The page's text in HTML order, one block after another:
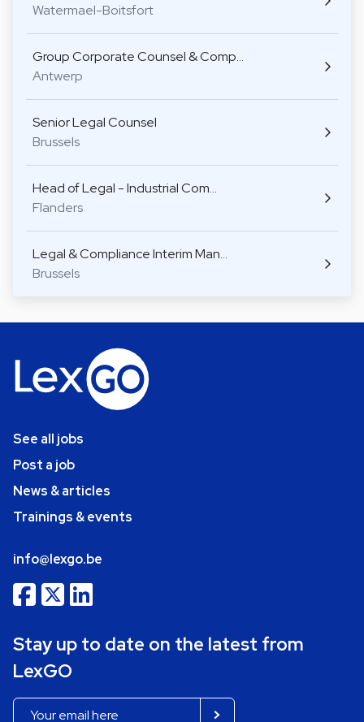
Watermael-Boitsfort
Group Corporate Counsel & Comp…
Antwerp
Senior Legal Counsel
Brussels
Head of Legal - Industrial Com…
Flanders
Legal & Compliance Interim Man…
Brussels
See all jobs
Post a job
News & articles
Trainings & events
info@lexgo.be
Stay up to date on the latest from
LexGO